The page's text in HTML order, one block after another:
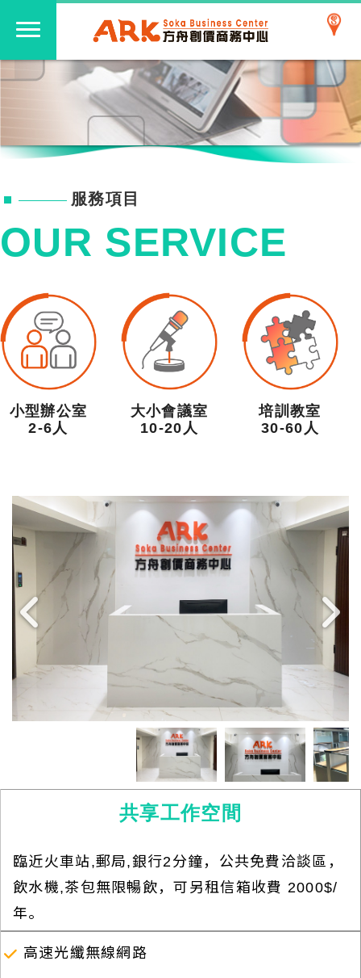
服務項目
OUR SERVICE
小型辦公室
2-6人
大小會議室
10-20人
培訓教室
30-60人
共享工作空間
臨近火車站,郵局,銀行2分鐘，公共免費洽談區，
飲水機,茶包無限暢飲，可另租信箱收費 2000$/
年。
高速光纖無線網路